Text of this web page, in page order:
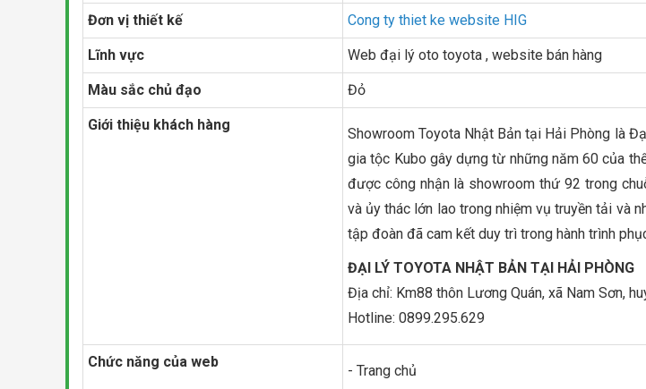
Đơn vị thiết kế Cong ty thiet ke website HIG
Lĩnh vực Web đại lý oto toyota , website bán hàng
Màu sắc chủ đạo Đỏ
Giới thiệu khách hàng
Showroom Toyota Nhật Bản tại Hải Phòng là
gia tộc Kubo gây dựng từ những năm 60 của
được công nhận là showroom thứ 92 trong
và ủy thác lớn lao trong nhiệm vụ truyền tải và
tập đoàn đã cam kết duy trì trong hành trình
ĐẠI LÝ TOYOTA NHẬT BẢN TẠI HẢI PHÒNG
Địa chỉ: Km88 thôn Lương Quán, xã Nam Sơn,
Hotline: 0899.295.629
Chức năng của web
- Trang chủ